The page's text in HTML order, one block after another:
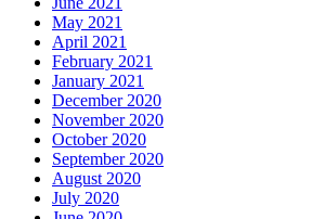
May 2021
April 2021
February 2021
January 2021
December 2020
November 2020
October 2020
September 2020
August 2020
July 2020